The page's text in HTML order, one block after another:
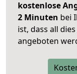
kostenlose
2 Minuten bei
ist, dass all
angeboten